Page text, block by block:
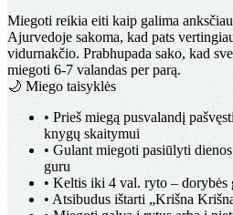
Miegoti reikia eiti kaip galima
Ajurvedoje sakoma, kad pats
vidurnakčio. Prabhupada sako, kad
miegoti 6-7 valandas per parą.
🌙 Miego taisyklės
• Prieš miegą pusvalandį
knygų skaitymui
• Gulant miegoti pasiūlyti
guru
• Keltis iki 4 val. ryto – dorybės
• Atsibudus ištarti „Krišna